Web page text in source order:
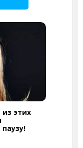
этих